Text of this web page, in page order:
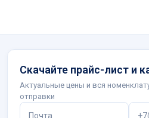
Скачайте прайс-лист и
Актуальные цены и вся
отправки